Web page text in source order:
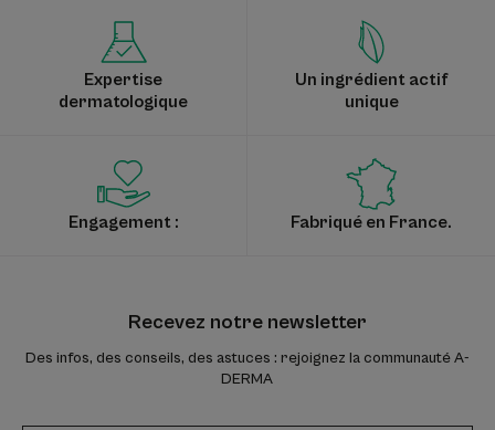
Expertise
dermatologique
Un ingrédient actif
unique
Engagement : Fabriqué en France.
Recevez notre newsletter
Des infos, des conseils, des astuces : rejoignez la communauté A-
DERMA